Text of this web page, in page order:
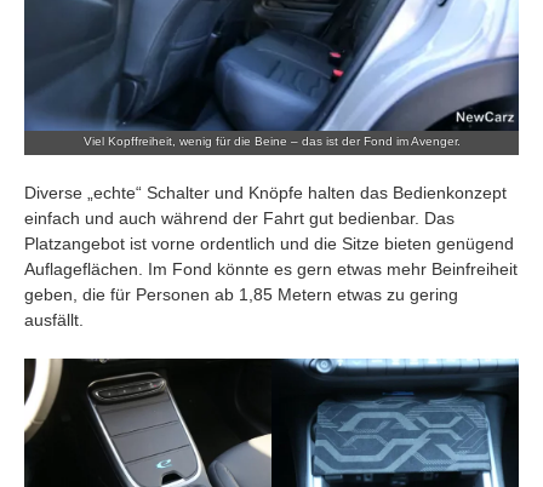
Viel Kopffreiheit, wenig für die Beine – das ist der Fond im Avenger.
Diverse „echte“ Schalter und Knöpfe halten das Bedienkonzept
einfach und auch während der Fahrt gut bedienbar. Das
Platzangebot ist vorne ordentlich und die Sitze bieten genügend
Auflageflächen. Im Fond könnte es gern etwas mehr Beinfreiheit
geben, die für Personen ab 1,85 Metern etwas zu gering
ausfällt.